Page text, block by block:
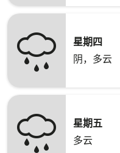
星期四
阴，多云
星期五
多云